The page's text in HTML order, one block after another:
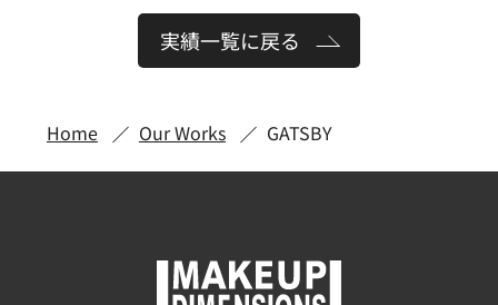
実績一覧に戻る
Home Our Works GATSBY